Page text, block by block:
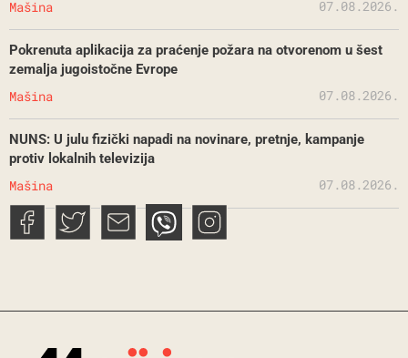
Mašina 07.08.2026.
Pokrenuta aplikacija za praćenje požara na otvorenom u šest
zemalja jugoistočne Evrope
Mašina 07.08.2026.
NUNS: U julu fizički napadi na novinare, pretnje, kampanje
protiv lokalnih televizija
Mašina 07.08.2026.